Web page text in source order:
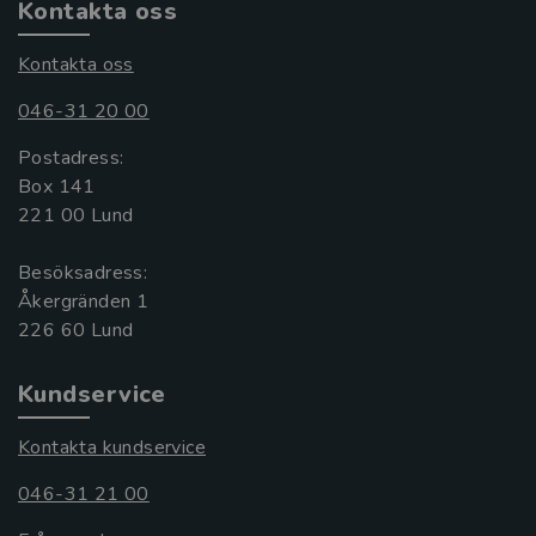
Kontakta oss
Kontakta oss
046-31 20 00
Postadress:
Box 141
221 00 Lund
Besöksadress:
Åkergränden 1
Kundservice
Kontakta kundservice
046-31 21 00